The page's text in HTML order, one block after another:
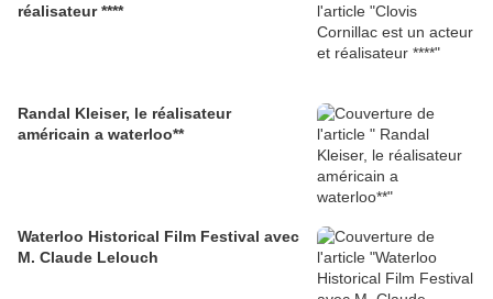
réalisateur ****
Randal Kleiser, le réalisateur
américain a waterloo**
Waterloo Historical Film Festival avec
M. Claude Lelouch